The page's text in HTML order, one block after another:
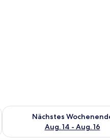
Aug. 7 - Aug.
Nächstes
Aug. 14 - Aug. 16
Überprüfe die Verfügbarkeit